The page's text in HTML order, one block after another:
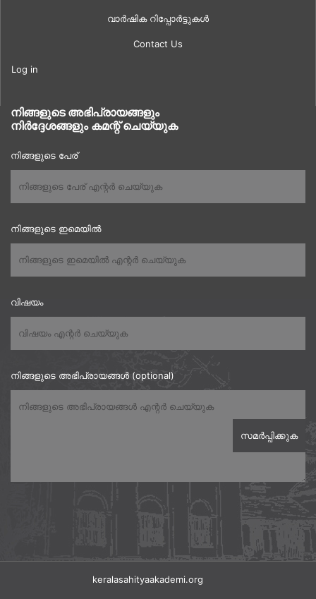
വാർഷിക റിപ്പോർട്ടുകൾ
Contact Us
Log in
നിങ്ങളുടെ അഭിപ്രായങ്ങളും
നിർദ്ദേശങ്ങളും കമന്റ് ചെയ്യുക
നിങ്ങളുടെ പേര്
നിങ്ങളുടെ ഇമെയിൽ
വിഷയം
നിങ്ങളുടെ അഭിപ്രായങ്ങൾ (optional)
keralasahityaakademi.org